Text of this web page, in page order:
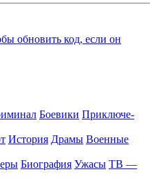
Бое­ви­ки При­клю­че­
Ис­то­рия Дра­мы Во­ен­ные
Био­гра­фия Ужа­сы ТВ —